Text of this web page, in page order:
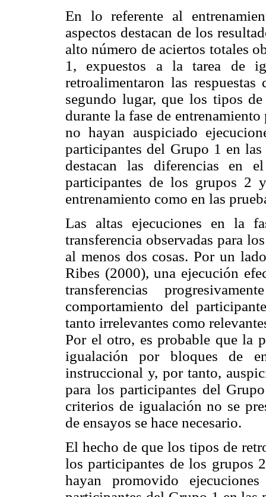
En lo referente al
aspectos destacan de los
alto número de aciertos totales
1, expuestos a la tarea de
retroalimentaron las
segundo lugar, que los tipos
durante la fase de
no hayan auspiciado
participantes del Grupo 1 en
destacan las diferencias en
participantes de los grupos 2
entrenamiento como en las
Las altas ejecuciones en la
transferencia observadas para
al menos dos cosas. Por un
Ribes (2000), una ejecución
transferencias
comportamiento del
tanto irrelevantes como
Por el otro, es probable que la
igualación por bloques de
instruccional y, por tanto,
para los participantes del
criterios de igualación no se
de ensayos se hace necesario.
El hecho de que los tipos de
los participantes de los grupos
hayan promovido